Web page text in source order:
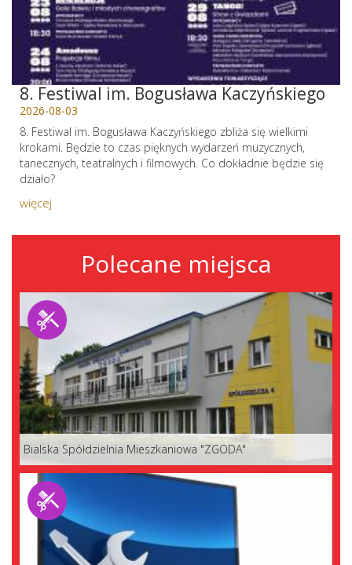
8. Festiwal im. Bogusława Kaczyńskiego
2026-08-03
8. Festiwal im. Bogusława Kaczyńskiego zbliża się wielkimi
krokami. Będzie to czas pięknych wydarzeń muzycznych,
tanecznych, teatralnych i filmowych. Co dokładnie będzie się
działo?
więcej
Polecane miejsca
Bialska Spółdzielnia Mieszkaniowa "ZGODA"